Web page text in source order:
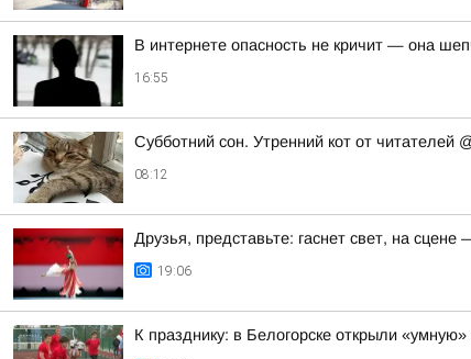
В интернете опасность не кричит — она
16:55
Субботний сон. Утренний кот от читателей
08:12
Друзья, представьте: гаснет свет, на
19:06
К празднику: в Белогорске открыли